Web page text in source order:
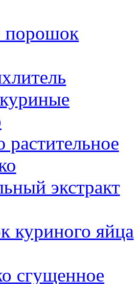
порошок
растительное
экстракт
куриного яйца
сгущенное